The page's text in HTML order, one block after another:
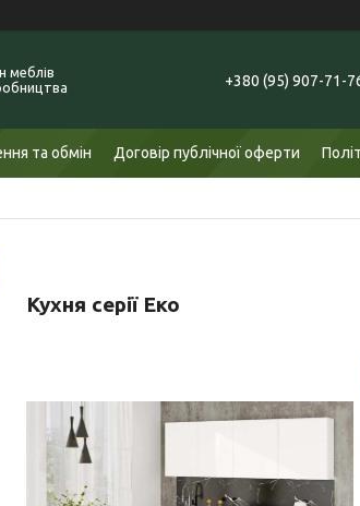
меблів
+380 (95) 907-71-
та обмін Договір публічної оферти
Кухня серії Еко